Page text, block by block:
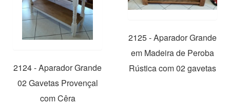
2124 - Aparador Grande
02 Gavetas Provençal
com Cêra
2125 - Aparador Grande
em Madeira de Peroba
Rústica com 02 gavetas